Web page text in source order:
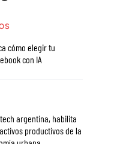
cómo elegir tu
con IA
argentina, habilita
productivos de la